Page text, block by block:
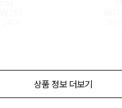
상품 정보 더보기